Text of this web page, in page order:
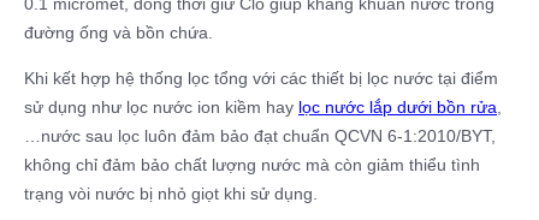
đường ống và bồn chứa.
Khi kết hợp hệ thống lọc tổng với các thiết bị lọc nước tại điểm
sử dụng như lọc nước ion kiềm hay lọc nước lắp dưới bồn rửa
…nước sau lọc luôn đảm bảo đạt chuẩn QCVN 6‑1:2010/BYT,
không chỉ đảm bảo chất lượng nước mà còn giảm thiểu tình
trạng vòi nước bị nhỏ giọt khi sử dụng.